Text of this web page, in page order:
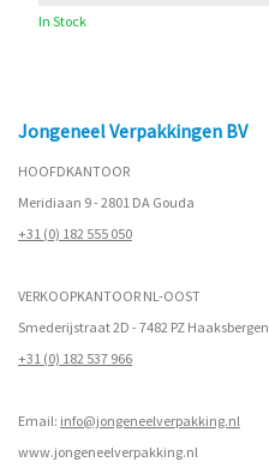
In Stock
Jongeneel Verpakkingen BV
HOOFDKANTOOR
Meridiaan 9 - 2801 DA Gouda
+31 (0) 182 555 050
VERKOOPKANTOOR NL-OOST
Smederijstraat 2D - 7482 PZ Haaksbergen
+31 (0) 182 537 966
Email: info@jongeneelverpakking.nl
www.jongeneelverpakking.nl